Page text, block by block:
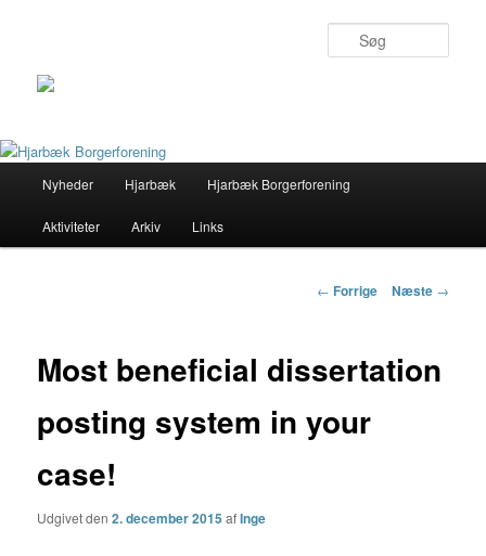
Fortsæt
til
Nyheder Hjarbæk Hjarbæk Borgerforening
Aktiviteter Arkiv Links
Indlægs
← Forrige Næste →
Most beneficial dissertation
posting system in your
case!
Udgivet den2. december 2015 afInge